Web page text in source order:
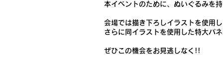
本イベントのために、ぬいぐるみを
会場では描き下ろしイラストを使用
さらに同イラストを使用した特大パ
ぜひこの機会をお見逃しなく!!